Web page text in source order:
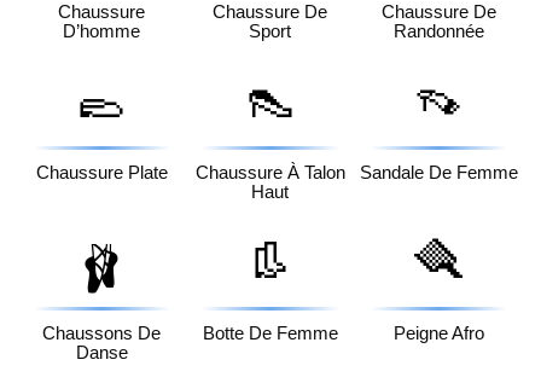
Chaussure
D’homme
Chaussure De
Sport
Chaussure De
Randonnée
🥿
Chaussure Plate
👠
Chaussure À Talon
Haut
👡
Sandale De Femme
🩰
Chaussons De
Danse
👢
Botte De Femme
🪮
Peigne Afro